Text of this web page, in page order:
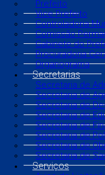
Prefeito
Vice Prefeito
Controladoria
Comissão
Gabinete do
Procuradoria
Organograma
Secretarias
Secretaria de
Secretaria de
Secretaria de
Secretaria de
Secretaria de
Secretaria de
Secretaria de
Secretaria de
Serviços